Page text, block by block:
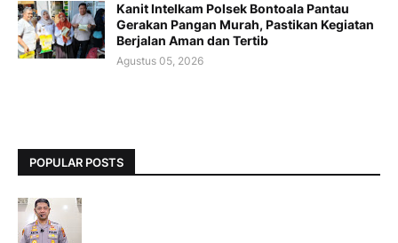
Kanit Intelkam Polsek Bontoala Pantau
Gerakan Pangan Murah, Pastikan Kegiatan
Berjalan Aman dan Tertib
Agustus 05, 2026
POPULAR POSTS